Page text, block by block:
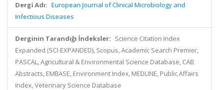
Dergi Adı: European Journal of Clinical Microbiology and
Infectious Diseases
Derginin Tarandığı İndeksler: Science Citation Index
Expanded (SCI-EXPANDED), Scopus, Academic Search Premier,
PASCAL, Agricultural & Environmental Science Database, CAB
Abstracts, EMBASE, Environment Index, MEDLINE, Public Affairs
Index, Veterinary Science Database